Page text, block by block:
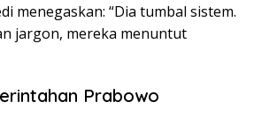
menegaskan: “Dia tumbal sistem.
jargon, mereka menuntut
Prabowo